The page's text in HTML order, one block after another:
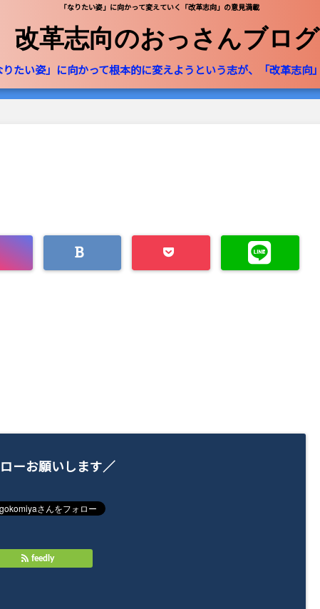
「なりたい姿」に向かって変えていく「改革志向」の意見満載
改革志向のおっさんブログ
りたい姿」に向かって根本的に変えようという志が、「改革志向」
ーお願いします／
feedly